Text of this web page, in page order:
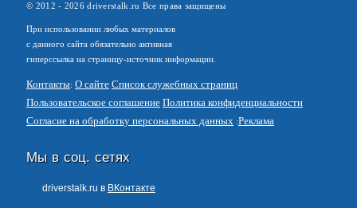
© 2012 - 2026driverstalk.ru Все права защищены
При использовании любых материалов
с данного сайта обязательно активная
гиперссылка на страницу-источник информации.
Контакты О сайте Список служебных страниц
Пользовательское соглашение Политика конфиденциальности
Согласие на обработку персональных данных Реклама
Мы в соц. сетях
driverstalk.ru в ВКонтакте